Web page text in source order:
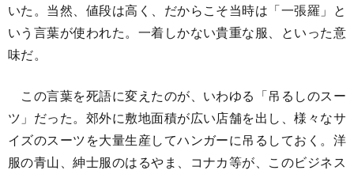
いた。当然、値段は高く、だからこそ当時は「一張羅」と
いう言葉が使われた。一着しかない貴重な服、といった意
味だ。
この言葉を死語に変えたのが、いわゆる「吊るしのスー
ツ」だった。郊外に敷地面積が広い店舗を出し、様々なサ
イズのスーツを大量生産してハンガーに吊るしておく。洋
服の青山、紳士服のはるやま、コナカ等が、このビジネス